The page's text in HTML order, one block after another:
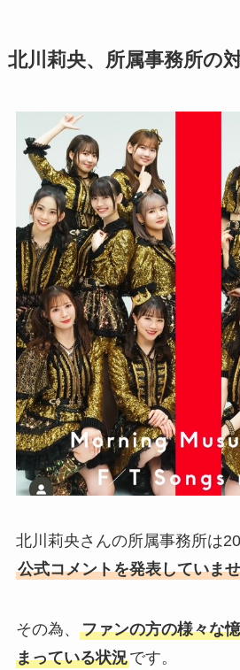
北川莉央、所属事務所の
北川莉央さんの所属事務所は
公式コメントを発表していま
その為、 ファンの方の様々な
まっている状況です。